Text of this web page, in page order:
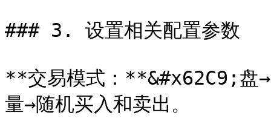
### 3. 设置相关配置参数
**交易模式：**&#x62C9;盘→
量→随机买入和卖出。